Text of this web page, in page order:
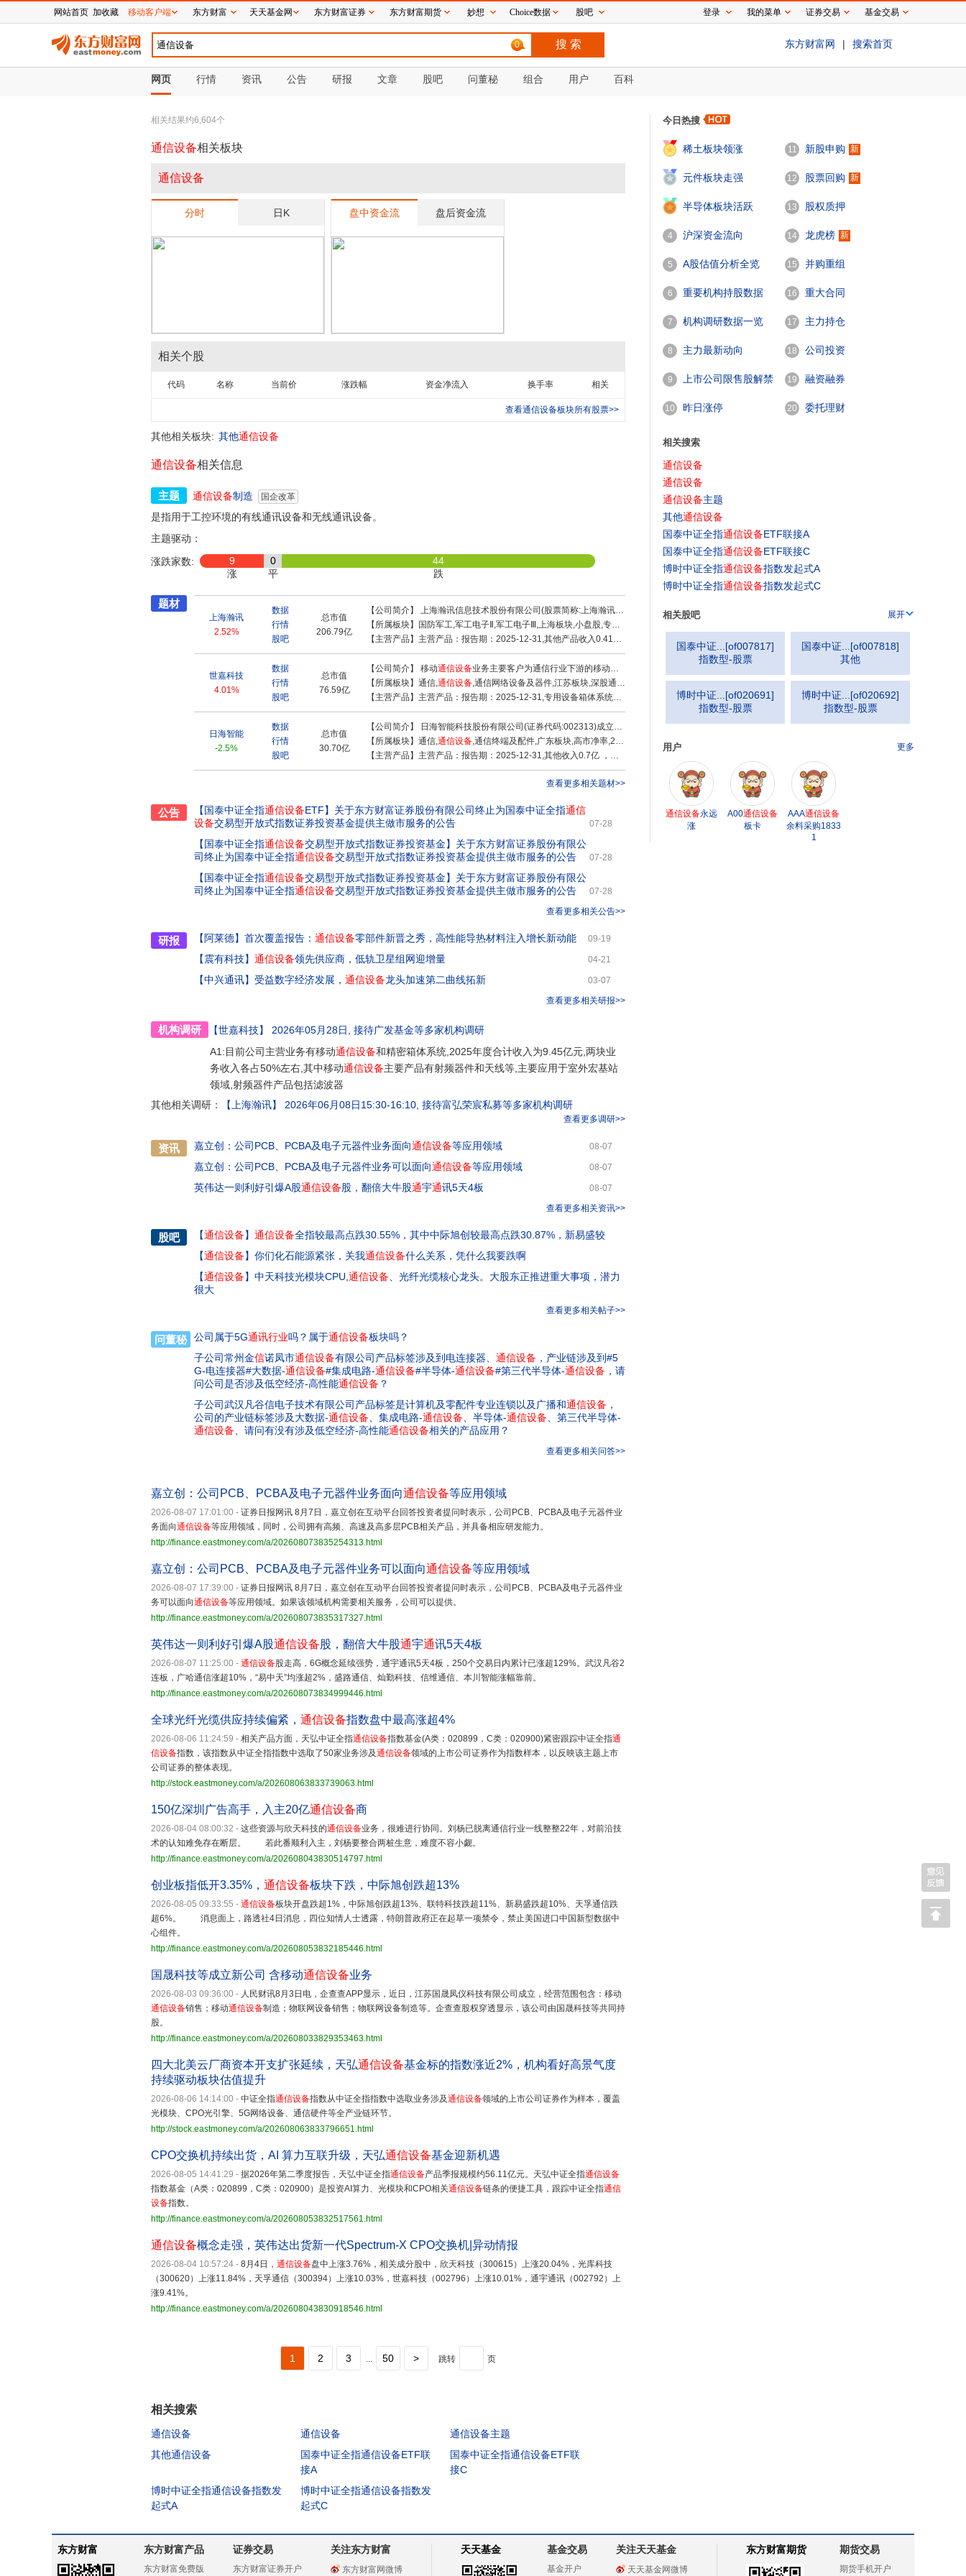
0 东方财富网 | 搜索首页
网页 行情 资讯 公告 研报 文章 股吧 问董秘 组合 用户 百科
相关结果约6,604个
通信设备相关板块
通信设备
分时 日K 盘中资金流 盘后资金流
相关个股
代码 名称 当前价 涨跌幅 资金净流入 换手率 相关
查看通信设备板块所有股票>>
其他相关板块: 其他通信设备
通信设备相关信息
主题 通信设备制造 国企改革
是指用于工控环境的有线通讯设备和无线通讯设备。
主题驱动：
涨跌家数:
9 0
44
涨
平 跌
题材
上海瀚讯
2.52%
数据
行情
股吧
总市值
206.79亿
【公司简介】 上海瀚讯信息技术股份有限公司(股票简称:上海瀚讯股票代码:300762)成立于2006年3月,主要从事宽带移动通信系统及 通信设备的研发
【所属板块】
国防军工,军工电子Ⅱ,军工电子Ⅲ,上海板块,小盘股,专精特新,创业板综,深股通,融资融券,机构重仓,通信技术,商业航天,卫星互联网,军民融合,国产芯片,5G概念,国产软件,军工
【主营产品】 主营产品：报告期：2025-12-31,其他产品收入0.41亿 ，占比8.09% ，利润0.18亿 ，占比10.7% ，毛利率43.65%；宽带移动
世嘉科技
4.01%
数据
行情
股吧
总市值
76.59亿
【公司简介】 移动通信设备业务主要客户为通信行业下游的移动通信设备
【所属板块】 通信,通信设备,通信网络设备及器件,江苏板块,深股通,融资融券,通信技术,低空经济,储能概念,5G概念,一带一路,医疗器械概念
【主营产品】 主营产品：报告期：2025-12-31,专用设备箱体系统收入2.27亿 ，占比24.07% ，利润0.15亿 ，占比26.04% ，毛利率6.7%；其他(补充)收入0.24亿 ，占比2.52% ，利润0.08亿 ，占比13.78% ，毛利率33.85%；天线收入1.49亿 ，占比15.76% ，利润0.25亿 ，占比43.17% ，毛利率16.96%；射频器件收入3.02亿 ，占比31.99% ，利润-0.05亿 ，占比-7.9% ，毛利率-1.53%；电梯轿厢系统收入2.11亿 ，占比22.32% ，利润0.23亿 ，占比39.01% ，毛利率10.82%；精密金属结构件及其他产品收入0.32亿 ，占比3.33% ，利润-0.08亿 ，占比-14.1% ，毛利率-26.18%
日海智能
-2.5%
数据
行情
股吧
总市值
30.70亿
【公司简介】
日海智能科技股份有限公司(证券代码:002313)成立于1994年,是一家在深交所上市的国家高新技术企业。公司投入数十亿资金完成多次基于人工智能物联网行业的横向产业并购,同时投入巨资进行产品及研发能力的升级,逐步实现物联网“云+端”的战略布局。日海智能围绕智慧连接为核心,通过不断提升软
【所属板块】 通信,通信设备,通信终端及配件,广东板块,高市净率,2026中报扭亏,破增发价股,破发股,标准普尔,富时罗素,机构重仓,QFII
【主营产品】 主营产品：报告期：2025-12-31,其他收入0.7亿 ，占比2.54% ，利润0.2亿 ，占比4.38% ，毛利率28.35%；无线通信模组收入18.87亿 ，占比68.5% ，利润3.35亿 ，占比73.89% ，毛利率17.78%；通信基础设备收入3.38亿 ，占比12.29% ，利润0.63亿 ，占比13.84% ，毛利率18.57%；通信工程服务收入4.59亿 ，占比16.67% ，利润0.36亿 ，占比7.89% ，毛利率7.81%
查看更多相关题材>>
公告 【国泰中证全指通信设备ETF】 关于东方财富证券股份有限公司终止为国泰中证全指通信
设备交易型开放式指数证券投资基金提供主做市服务的公告 07-28
【国泰中证全指通信设备交易型开放式指数证券投资基金】 关于东方财富证券股份有限公
司终止为国泰中证全指通信设备交易型开放式指数证券投资基金提供主做市服务的公告 07-28
【国泰中证全指通信设备交易型开放式指数证券投资基金】 关于东方财富证券股份有限公
司终止为国泰中证全指通信设备交易型开放式指数证券投资基金提供主做市服务的公告
07-28
查看更多相关公告>>
研报 【阿莱德】 首次覆盖报告： 通信设备零部件新晋之秀，高性能导热材料注入增长新动能 09-19
【震有科技】 通信设备领先供应商，低轨卫星组网迎增量 04-21
【中兴通讯】 受益数字经济发展， 通信设备龙头加速第二曲线拓新
03-07
查看更多相关研报>>
机构调研 【世嘉科技】 2026年05月28日 , 接待广发基金等多家机构调研
A1:目前公司主营业务有移动通信设备和精密箱体系统,2025年度合计收入为9.45亿元,两块业
务收入各占50%左右,其中移动通信设备主要产品有射频器件和天线等,主要应用于室外宏基站
领域,射频器件产品包括滤波器
其他相关调研：
【上海瀚讯】 2026年06月08日15:30-16:10 , 接待富弘荣宸私募等多家机构调研
查看更多调研>>
资讯 嘉立创：公司PCB、PCBA及电子元器件业务面向通信设备等应用领域 08-07
嘉立创：公司PCB、PCBA及电子元器件业务可以面向通信设备等应用领域 08-07
英伟达一则利好引爆A股通信设备股，翻倍大牛股通宇通讯5天4板
08-07
查看更多相关资讯>>
股吧 【通信设备】 通信设备全指较最高点跌30.55%，其中中际旭创较最高点跌30.87%，新易盛较
【通信设备】 你们化石能源紧张，关我通信设备什么关系，凭什么我要跌啊
【通信设备】 中天科技光模块CPU, 通信设备 、光纤光缆核心龙头。大股东正推进重大事项，潜力
很大
查看更多相关帖子>>
问董秘 公司属于5G通讯行业吗？属于通信设备板块吗？
子公司常州金信诺凤市通信设备有限公司产品标签涉及到电连接器、 通信设备 ，产业链涉及到#5
G-电连接器#大数据-通信设备#集成电路-通信设备#半导体-通信设备#第三代半导体-通信设备 ，请
问公司是否涉及低空经济-高性能通信设备 ？
子公司武汉凡谷信电子技术有限公司产品标签是计算机及零配件专业连锁以及广播和通信设备 ，
公司的产业链标签涉及大数据-通信设备 、集成电路-通信设备 、半导体-通信设备 、第三代半导体-
通信设备 、请问有没有涉及低空经济-高性能通信设备相关的产品应用？
查看更多相关问答>>
嘉立创：公司PCB、PCBA及电子元器件业务面向通信设备等应用领域
2026-08-07 17:01:00 - 证券日报网讯 8月7日，嘉立创在互动平台回答投资者提问时表示，公司PCB、PCBA及电子元器件业
务面向通信设备等应用领域，同时，公司拥有高频、高速及高多层PCB相关产品，并具备相应研发能力。
http://finance.eastmoney.com/a/202608073835254313.html
嘉立创：公司PCB、PCBA及电子元器件业务可以面向通信设备等应用领域
2026-08-07 17:39:00 - 证券日报网讯 8月7日，嘉立创在互动平台回答投资者提问时表示，公司PCB、PCBA及电子元器件业
务可以面向通信设备等应用领域。如果该领域机构需要相关服务，公司可以提供。
http://finance.eastmoney.com/a/202608073835317327.html
英伟达一则利好引爆A股通信设备股，翻倍大牛股通宇通讯5天4板
2026-08-07 11:25:00 - 通信设备股走高，6G概念延续强势，通宇通讯5天4板，250个交易日内累计已涨超129%。武汉凡谷2
连板，广哈通信涨超10%，“易中天”均涨超2%，盛路通信、灿勤科技、信维通信、本川智能涨幅靠前。
http://finance.eastmoney.com/a/202608073834999446.html
全球光纤光缆供应持续偏紧， 通信设备指数盘中最高涨超4%
2026-08-06 11:24:59 - 相关产品方面，天弘中证全指通信设备指数基金(A类：020899，C类：020900)紧密跟踪中证全指通
信设备指数，该指数从中证全指指数中选取了50家业务涉及通信设备领域的上市公司证券作为指数样本，以反映该主题上市
公司证券的整体表现。
http://stock.eastmoney.com/a/202608063833739063.html
150亿深圳广告高手，入主20亿通信设备商
2026-08-04 08:00:32 - 这些资源与欣天科技的通信设备业务，很难进行协同。刘杨已脱离通信行业一线整整22年，对前沿技
术的认知难免存在断层。 若此番顺利入主，刘杨要整合两桩生意，难度不容小觑。
http://finance.eastmoney.com/a/202608043830514797.html
创业板指低开3.35%， 通信设备板块下跌，中际旭创跌超13%
2026-08-05 09:33:55 - 通信设备板块开盘跌超1%，中际旭创跌超13%、联特科技跌超11%、新易盛跌超10%、天孚通信跌
超6%。 消息面上，路透社4日消息，四位知情人士透露，特朗普政府正在起草一项禁令，禁止美国进口中国新型数据中
心组件。
http://finance.eastmoney.com/a/202608053832185446.html
国晟科技等成立新公司 含移动通信设备业务
2026-08-03 09:36:00 - 人民财讯8月3日电，企查查APP显示，近日，江苏国晟凤仪科技有限公司成立，经营范围包含：移动
通信设备销售；移动通信设备制造；物联网设备销售；物联网设备制造等。企查查股权穿透显示，该公司由国晟科技等共同持
股。
http://finance.eastmoney.com/a/202608033829353463.html
四大北美云厂商资本开支扩张延续，天弘通信设备基金标的指数涨近2%，机构看好高景气度
持续驱动板块估值提升
2026-08-06 14:14:00 - 中证全指通信设备指数从中证全指指数中选取业务涉及通信设备领域的上市公司证券作为样本，覆盖
光模块、CPO光引擎、5G网络设备、通信硬件等全产业链环节。
http://stock.eastmoney.com/a/202608063833796651.html
CPO交换机持续出货，AI 算力互联升级，天弘通信设备基金迎新机遇
2026-08-05 14:41:29 - 据2026年第二季度报告，天弘中证全指通信设备产品季报规模约56.11亿元。天弘中证全指通信设备
指数基金（A类：020899，C类：020900）是投资AI算力、光模块和CPO相关通信设备链条的便捷工具，跟踪中证全指通信
设备指数。
http://finance.eastmoney.com/a/202608053832517561.html
通信设备概念走强，英伟达出货新一代Spectrum-X CPO交换机|异动情报
2026-08-04 10:57:24 - 8月4日， 通信设备盘中上涨3.76%，相关成分股中，欣天科技（300615）上涨20.04%，光库科技
（300620）上涨11.84%，天孚通信（300394）上涨10.03%，世嘉科技（002796）上涨10.01%，通宇通讯（002792）上
涨9.41%。
http://finance.eastmoney.com/a/202608043830918546.html
1 2 3 ... 50 > 跳转 页
相关搜索
通信设备 通信设备
通信设备主题
其他通信设备
国泰中证全指通信设备ETF联
接A
国泰中证全指通信设备ETF联
接C
博时中证全指通信设备指数发
起式A
博时中证全指通信设备指数发
起式C
今日热搜
稀土板块领涨
2
元件板块走强
3
半导体板块活跃
4 沪深资金流向
5 A股估值分析全览
6 重要机构持股数据
7 机构调研数据一览
8 主力最新动向
9 上市公司限售股解禁
一览
10 昨日涨停
11 新股申购 新
12 股票回购 新
13 股权质押
14 龙虎榜 新
15 并购重组
16 重大合同
17 主力持仓
18 公司投资
19 融资融券
20 委托理财
相关搜索
通信设备
通信设备
通信设备主题
其他通信设备
国泰中证全指通信设备ETF联接A
国泰中证全指通信设备ETF联接C
博时中证全指通信设备指数发起式A
博时中证全指通信设备指数发起式C
相关股吧 展开
国泰中证... [of007817]
指数型-股票
国泰中证... [of007818]
其他
博时中证... [of020691]
指数型-股票
博时中证... [of020692]
指数型-股票
用户 更多
通信设备永远
涨
A00通信设备
板卡
AAA通信设备
余料采购1833
1
东方财富 东方财富产品
东方财富免费版
证券交易
东方财富证券开户
关注东方财富
东方财富网微博
天天基金 基金交易
基金开户
关注天天基金
天天基金网微博
东方财富期货 期货交易
期货手机开户
网站首页 加收藏 移动客户端 东方财富 天天基金网 东方财富证券 东方财富期货 妙想 Choice数据 股吧 登录 我的菜单 证券交易 基金交易